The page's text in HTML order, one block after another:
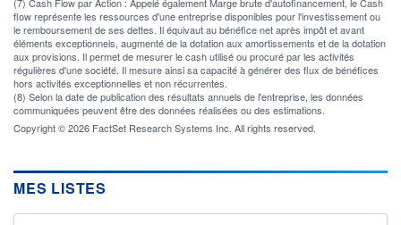
flow représente les ressources d'une entreprise disponibles pour l'investissement ou
le remboursement de ses dettes. Il équivaut au bénéfice net après impôt et avant
éléments exceptionnels, augmenté de la dotation aux amortissements et de la dotation
aux provisions. Il permet de mesurer le cash utilisé ou procuré par les activités
régulières d'une société. Il mesure ainsi sa capacité à générer des flux de bénéfices
hors activités exceptionnelles et non récurrentes.
(8) Selon la date de publication des résultats annuels de l'entreprise, les données
communiquées peuvent être des données réalisées ou des estimations.
Copyright © 2026 FactSet Research Systems Inc. All rights reserved.
MES LISTES